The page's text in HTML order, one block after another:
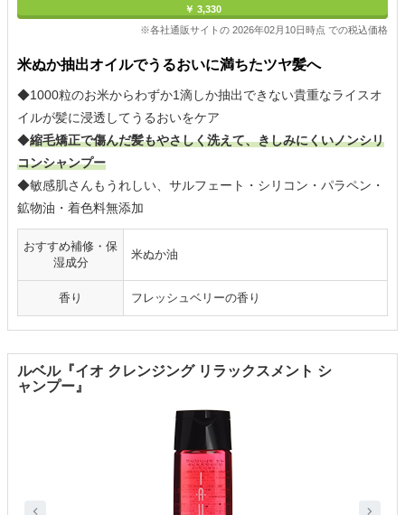
￥ 3,330
※各社通販サイトの 2026年02月10日時点 での税込価格
米ぬか抽出オイルでうるおいに満ちたツヤ髪へ
◆1000粒のお米からわずか1滴しか抽出できない貴重なライスオ
イルが髪に浸透してうるおいをケア
◆縮毛矯正で傷んだ髪もやさしく洗えて、きしみにくいノンシリ
コンシャンプー
◆敏感肌さんもうれしい、サルフェート・シリコン・パラペン・
鉱物油・着色料無添加
おすすめ補修・保
湿成分
米ぬか油
香り フレッシュベリーの香り
ルベル『イオ クレンジング リラックスメント シ
ャンプー』